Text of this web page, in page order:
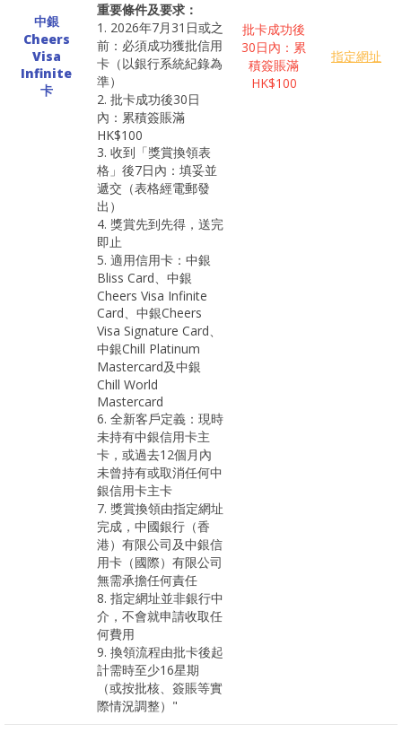
中銀
Cheers
Visa
Infinite
卡
重要條件及要求：
1. 2026年7月31日或之
前：必須成功獲批信用
卡（以銀行系統紀錄為
準）
2. 批卡成功後30日
內：累積簽賬滿
HK$100
3. 收到「獎賞換領表
格」後7日內：填妥並
遞交（表格經電郵發
出）
4. 獎賞先到先得，送完
即止
5. 適用信用卡：中銀
Bliss Card、中銀
Cheers Visa Infinite
Card、中銀Cheers
Visa Signature Card、
中銀Chill Platinum
Mastercard及中銀
Chill World
Mastercard
6. 全新客戶定義：現時
未持有中銀信用卡主
卡，或過去12個月內
未曾持有或取消任何中
銀信用卡主卡
7. 獎賞換領由指定網址
完成，中國銀行（香
港）有限公司及中銀信
用卡（國際）有限公司
無需承擔任何責任
8. 指定網址並非銀行中
介，不會就申請收取任
何費用
9. 換領流程由批卡後起
計需時至少16星期
（或按批核、簽賬等實
際情況調整）"
批卡成功後
30日內：累
積簽賬滿
HK$100
指定網址